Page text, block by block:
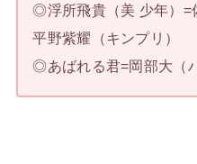
◎浮所飛貴（美 少年）=
平野紫耀（キンプリ）
◎あばれる君=岡部大（